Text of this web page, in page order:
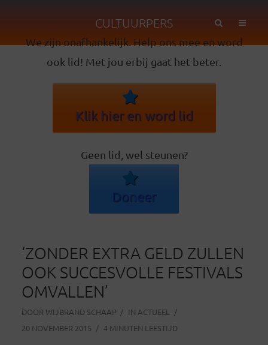
CULTUURPERS
We zijn onafhankelijk. Help ons mee en word
ook lid! Met jou erbij gaat het beter.
Klik hier en word lid
Geen lid, wel steunen?
Doneer
‘ZONDER EXTRA GELD ZULLEN
OOK SUCCESVOLLE FESTIVALS
OMVALLEN’
DOOR WIJBRAND SCHAAP IN ACTUEEL
20 NOVEMBER 2015
4 MINUTEN LEESTIJD